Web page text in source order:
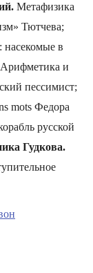
Метафизика
Тютчева;
в
Арифметика и
пессимист;
mots Федора
русской
Гудкова.